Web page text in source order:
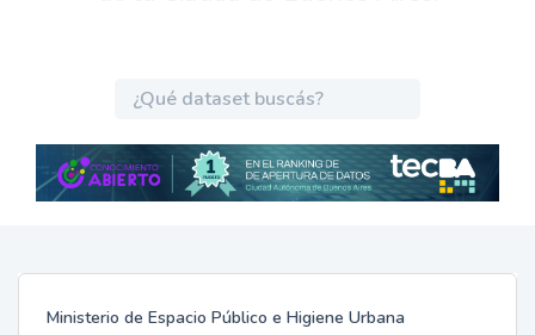
Ministerio de Espacio Público e Higiene Urbana